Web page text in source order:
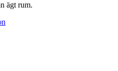
ägt rum.